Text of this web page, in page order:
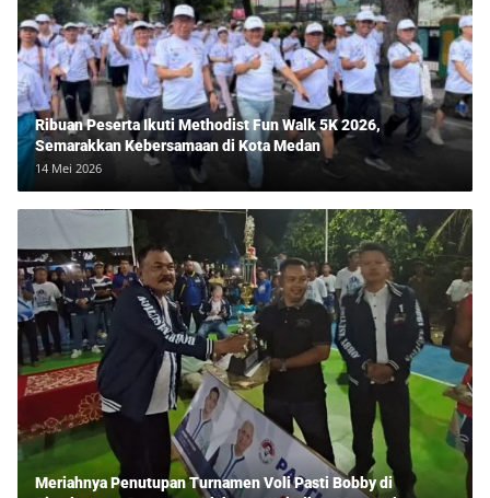
Ribuan Peserta Ikuti Methodist Fun Walk 5K 2026,
Semarakkan Kebersamaan di Kota Medan
14 Mei 2026
Meriahnya Penutupan Turnamen Voli Pasti Bobby di